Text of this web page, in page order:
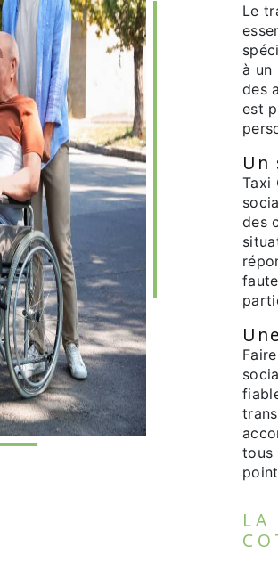
Le
à un
des
est
Un
Taxi
des
tous
LA